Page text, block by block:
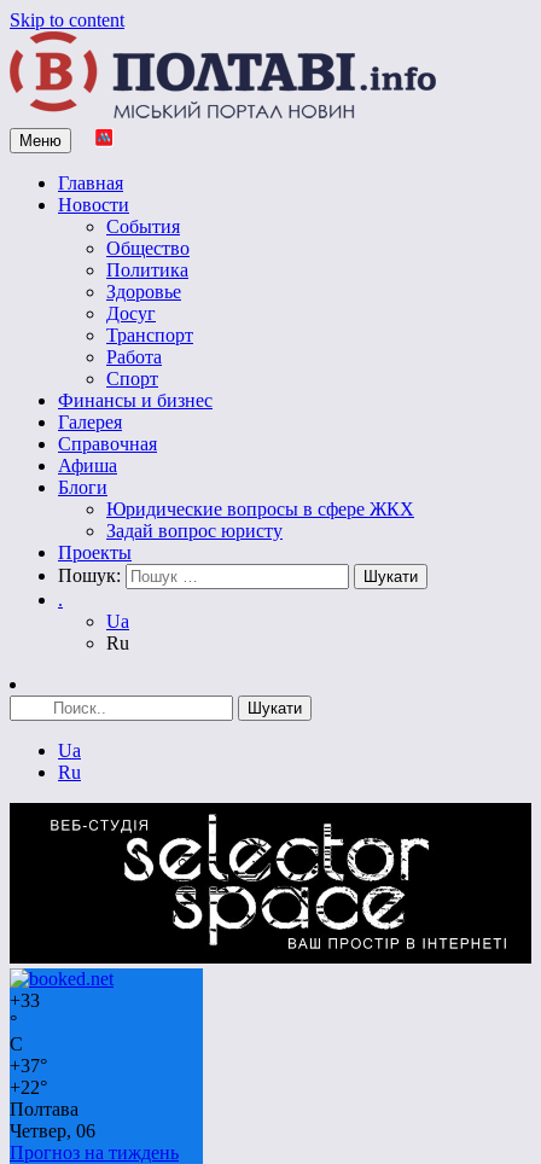
Skip to content
Vpoltave.info
Полтавский портал новостей
Меню
Главная
Новости
События
Общество
Политика
Здоровье
Досуг
Транспорт
Работа
Спорт
Финансы и бизнес
Галерея
Справочная
Афиша
Блоги
Юридические вопросы в сфере ЖКХ
Задай вопрос юристу
Проекты
Пошук:
.
Ua
Ru
Ua
Ru
+33
°
C
+37°
+22°
Полтава
Четвер, 06
Прогноз на тиждень